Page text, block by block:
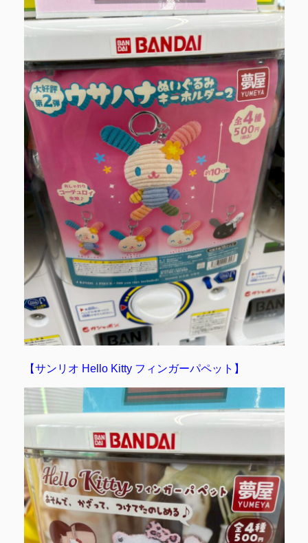
【サンリオ Hello Kitty フィンガーパペット】